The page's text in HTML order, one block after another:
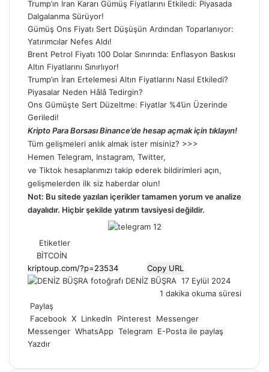
Trump’ın İran Kararı Gümüş Fiyatlarını Etkiledi: Piyasada
Dalgalanma Sürüyor!
Gümüş Ons Fiyatı Sert Düşüşün Ardından Toparlanıyor:
Yatırımcılar Nefes Aldı!
Brent Petrol Fiyatı 100 Dolar Sınırında: Enflasyon Baskısı
Altın Fiyatlarını Sınırlıyor!
Trump’ın İran Ertelemesi Altın Fiyatlarını Nasıl Etkiledi?
Piyasalar Neden Hâlâ Tedirgin?
Ons Gümüşte Sert Düzeltme: Fiyatlar %4’ün Üzerinde
Geriledi!
Kripto Para Borsası Binance’de hesap açmak için tıklayın!
Tüm gelişmeleri anlık almak ister misiniz? >>>
Hemen Telegram, Instagram, Twitter,
ve Tiktok hesaplarımızı takip ederek bildirimleri açın,
gelişmelerden ilk siz haberdar olun!
Not: Bu sitede yazılan içerikler tamamen yorum ve analize
dayalıdır. Hiçbir şekilde yatırım tavsiyesi değildir.
Etiketler
BİTCOİN
Copy URL
DENİZ BÜŞRA Bir
e-
göndermek
17 Eylül 2024
1 dakika okuma süresi
Paylaş
Facebook X LinkedIn Pinterest
Messenger
Messenger WhatsApp Telegram E-Posta ile paylaş
Yazdır